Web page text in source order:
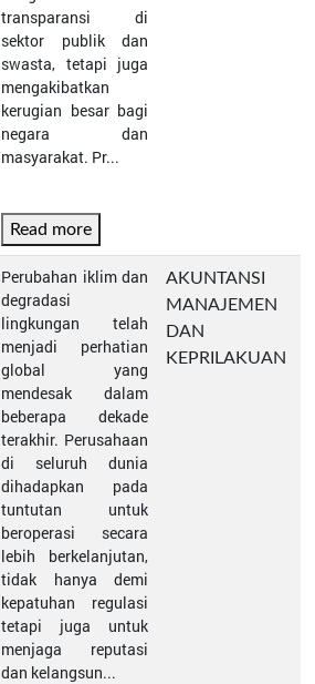
transparansi di
sektor publik dan
swasta, tetapi juga
mengakibatkan
kerugian besar bagi
negara dan
masyarakat. Pr...
Read more
Perubahan iklim dan
degradasi
lingkungan telah
menjadi perhatian
global yang
mendesak dalam
beberapa dekade
terakhir. Perusahaan
di seluruh dunia
dihadapkan pada
tuntutan untuk
beroperasi secara
lebih berkelanjutan,
tidak hanya demi
kepatuhan regulasi
tetapi juga untuk
menjaga reputasi
dan kelangsun...
AKUNTANSI
MANAJEMEN
DAN
KEPRILAKUAN